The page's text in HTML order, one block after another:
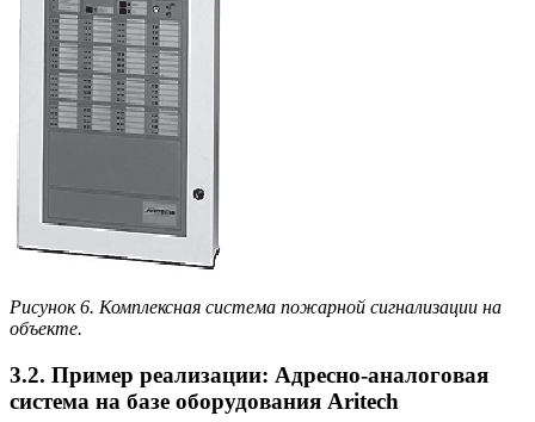
Рисунок 6. Комплексная система пожарной сигнализации на
объекте.
3.2. Пример реализации: Адресно-аналоговая
система на базе оборудования Aritech